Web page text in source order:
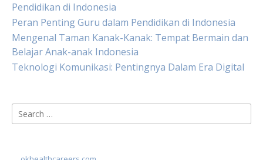
Pendidikan di Indonesia
Peran Penting Guru dalam Pendidikan di Indonesia
Mengenal Taman Kanak-Kanak: Tempat Bermain dan
Belajar Anak-anak Indonesia
Teknologi Komunikasi: Pentingnya Dalam Era Digital
Search
for: